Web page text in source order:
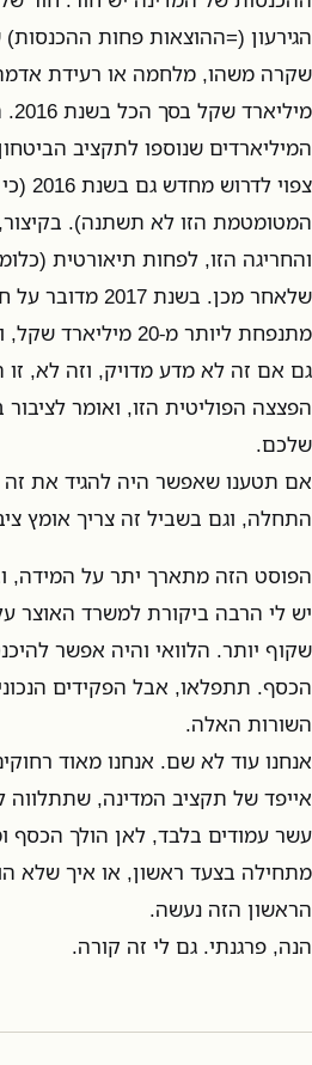
הגירעון (=ההוצאות פחות
המטומטמת הזו לא תשתנה). בקיצור,
והחריגה הזו, לפחות תיאורטית
מתנפחת ליותר מ-20 מיליארד שקל, וכך הלאה.
גם אם זה לא מדע מדויק, וזה לא,
הפצצה הפוליטית הזו, ואומר
שלכם.
אם תטענו שאפשר היה להגיד את
התחלה, וגם בשביל זה צריך אומץ
הפוסט הזה מתארך יתר על המידה,
יש לי הרבה ביקורת למשרד האוצר על
שקוף יותר. הלוואי והיה אפשר
הכסף. תתפלאו, אבל הפקידים
השורות האלה.
אנחנו עוד לא שם. אנחנו מאוד
אייפד של תקציב המדינה,
עשר עמודים בלבד, לאן הולך הכסף
מתחילה בצעד ראשון, או איך שלא
הראשון הזה נעשה.
הנה, פרגנתי. גם לי זה קורה.